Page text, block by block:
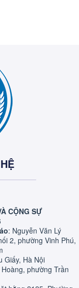
CỘNG SỰ
: Nguyễn Văn Lý
2, phường Vinh Phú,
Giấy, Hà Nội
phường Trần